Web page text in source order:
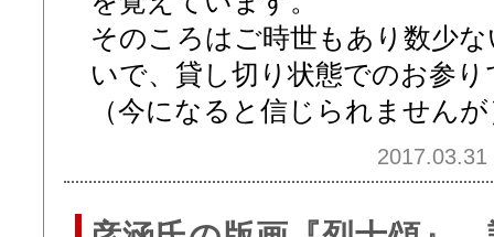
そのころはご時世もあり数少
いで、貸し切り状態でのお参
（今になると信じられません